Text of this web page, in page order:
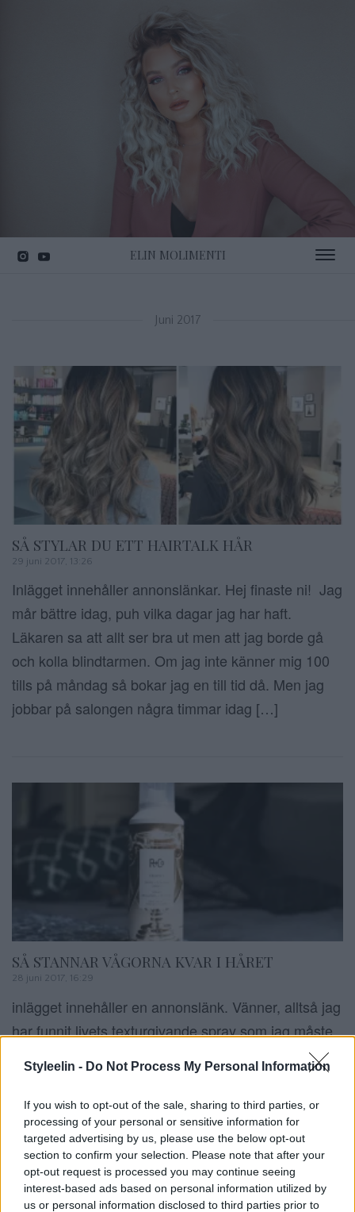
Styleelin - Do Not Process My Personal Information
If you wish to opt-out of the sale, sharing to third parties, or
processing of your personal or sensitive information for
targeted advertising by us, please use the below opt-out
section to confirm your selection. Please note that after your
opt-out request is processed you may continue seeing
interest-based ads based on personal information utilized by
us or personal information disclosed to third parties prior to
ELIN MOLIMENTI Toggle
Juni 2017
SÅ STYLAR DU ETT HAIRTALK HÅR
29 juni 2017, 13:26
Inlägget innehåller annonslänkar. Hej finaste ni! Jag
mår bättre idag, puh vilka dagar jag har haft.
Läkaren sa att allt ser bra ut men att jag borde gå
och kolla blindtarmen. Om jag inte känner mig 100
tills på måndag så bokar jag en till tid då. Men jag
jobbar på salongen några timmar idag […]
SÅ STANNAR VÅGORNA KVAR I HÅRET
28 juni 2017, 16:29
inlägget innehåller en annonslänk. Vänner, alltså jag
har funnit livets texturgivande spray som jag måste
tipsa er om. Jag fick ett pressbud för ett tag sedan
från R+Co och jag har varit på den här flaskan
några gånger men inte riktigt fått grepp om den.
Men det har jag nu kan jag säga, gosh. För […]